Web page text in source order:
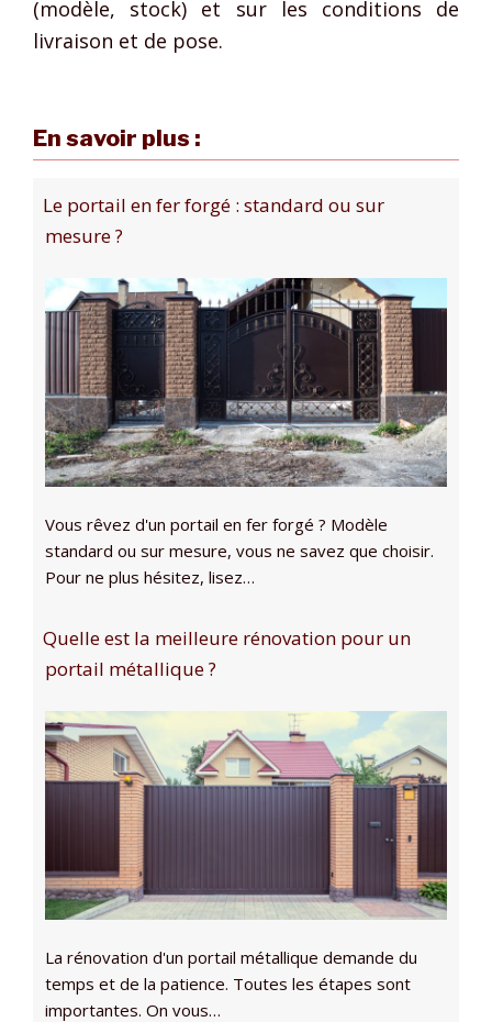
(modèle, stock) et sur les conditions de
livraison et de pose.
En savoir plus :
Le portail en fer forgé : standard ou sur
mesure ?
Vous rêvez d'un portail en fer forgé ? Modèle
standard ou sur mesure, vous ne savez que choisir.
Pour ne plus hésitez, lisez…
Quelle est la meilleure rénovation pour un
portail métallique ?
La rénovation d'un portail métallique demande du
temps et de la patience. Toutes les étapes sont
importantes. On vous…